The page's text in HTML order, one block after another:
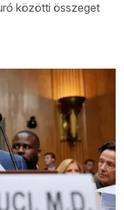
közötti összeget